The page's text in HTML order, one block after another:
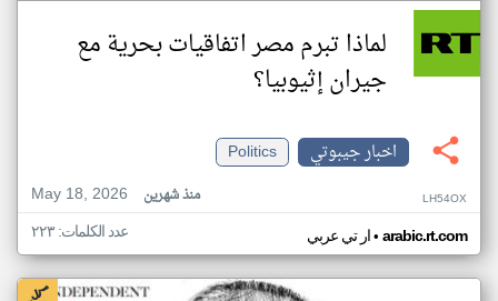
لماذا تبرم مصر اتفاقيات بحرية مع
جيران إثيوبيا؟
اخبار جيبوتي
Politics
May 18, 2026
منذ شهرين LH54OX
ار تي عربي• arabic.rt.com عدد الكلمات: ٢٢٣